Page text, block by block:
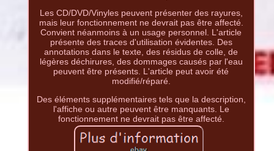
Les CD/DVD/Vinyles peuvent présenter des rayures,
mais leur fonctionnement ne devrait pas être affecté.
Convient néanmoins à un usage personnel. L'article
présente des traces d'utilisation évidentes. Des
annotations dans le texte, des résidus de colle, de
légères déchirures, des dommages causés par l'eau
peuvent être présents. L'article peut avoir été
modifié/réparé.
Des éléments supplémentaires tels que la description,
l'affiche ou autre peuvent être manquants. Le
fonctionnement ne devrait pas être affecté.